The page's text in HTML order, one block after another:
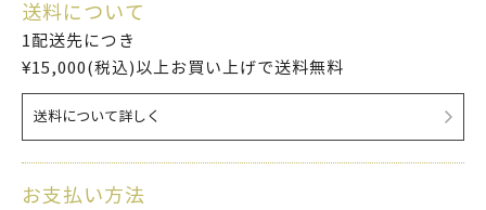
送料について
1配送先につき
¥15,000(税込)以上お買い上げで送料無料
送料について詳しく
お支払い方法